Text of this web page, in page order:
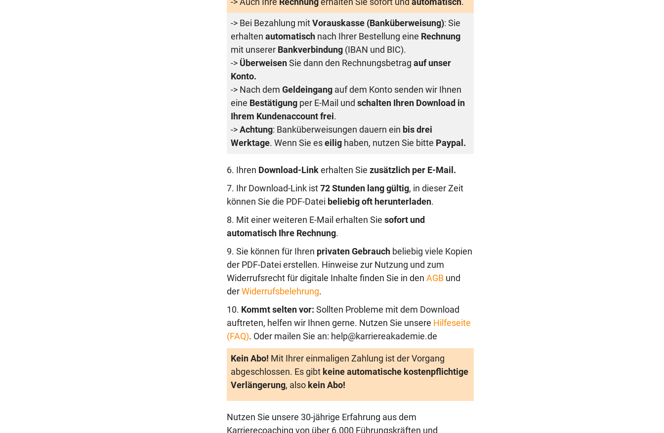
-> Auch Ihre Rechnungerhalten Sie sofort und automatisch.
-> Bei Bezahlung mit Vorauskasse (Banküberweisung): Sie
erhalten automatischnach Ihrer Bestellung eine Rechnung
mit unserer Bankverbindung (IBAN und BIC).
-> Überweisen Sie dann den Rechnungsbetrag auf unser
Konto.
-> Nach dem Geldeingang auf dem Konto senden wir Ihnen
eine Bestätigung per E-Mail und schalten Ihren Download in
Ihrem Kundenaccount frei.
-> Achtung: Banküberweisungen dauern ein bis drei
Werktage. Wenn Sie es eilighaben, nutzen Sie bitte Paypal .
6. Ihren Download-Linkerhalten Sie zusätzlich per E-Mail.
7. Ihr Download-Link ist 72 Stunden lang gültig, in dieser Zeit
können Sie die PDF-Datei beliebig oft herunterladen.
8. Mit einer weiteren E-Mail erhalten Sie sofort und
automatisch Ihre Rechnung.
9. Sie können für Ihren privaten Gebrauch beliebig viele Kopien
der PDF-Datei erstellen. Hinweise zur Nutzung und zum
Widerrufsrecht für digitale Inhalte finden Sie in den AGB und
der Widerrufsbelehrung.
10. Kommt selten vor: Sollten Probleme mit dem Download
auftreten, helfen wir Ihnen gerne. Nutzen Sie unsere Hilfeseite
(FAQ). Oder mailen Sie an: help@karriereakademie.de
Kein Abo! Mit Ihrer einmaligen Zahlung ist der Vorgang
abgeschlossen. Es gibt keine automatische kostenpflichtige
Verlängerung, alsokein Abo!
Nutzen Sie unsere 30-jährige Erfahrung aus dem
Karrierecoaching von über 6.000 Führungskräften und